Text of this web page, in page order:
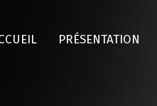
PRÉSENTATION